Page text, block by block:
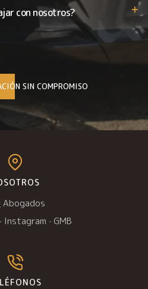
con nosotros?
SIN COMPROMISO
Abogados
· Instagram · GMB